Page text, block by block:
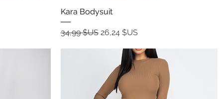
Kara Bodysuit
Prix original
34,99 $US Prix promotionnel
26,24 $US